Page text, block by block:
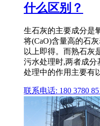
什么区别？
生石灰的主要成分是
将(CaO)含量高的石
以上即得。而熟石灰
污水处理时,两者成分
处理中的作用主要有
联系电话: 180 3780